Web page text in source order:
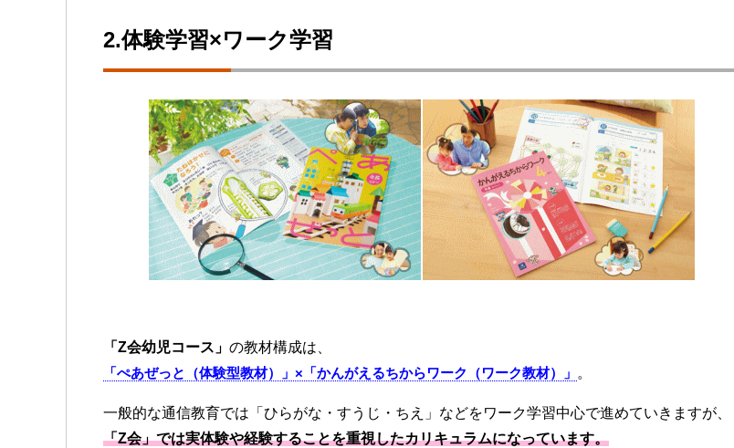
2.体験学習×ワーク学習
「Z会幼児コース」 の教材構成は、
「ぺあぜっと（体験型教材）」×「かんがえるちからワーク（ワーク教材）」 。
一般的な通信教育では「ひらがな・すうじ・ちえ」などをワーク学習中心で進めていきますが、
「Z会」では実体験や経験することを重視したカリキュラムになっています。